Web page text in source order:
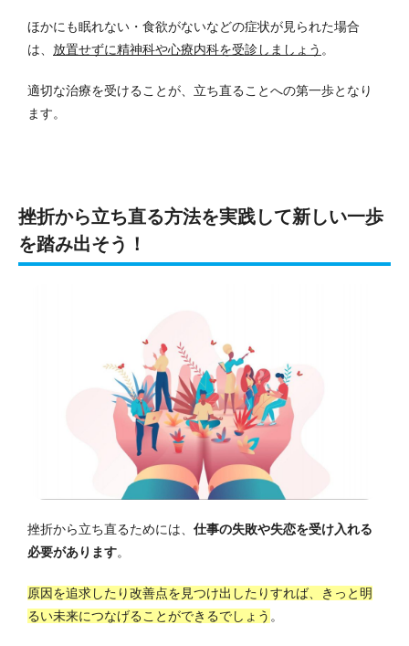
ほかにも眠れない・食欲がないなどの症状が見られた場合
は、 放置せずに精神科や心療内科を受診しましょう 。
適切な治療を受けることが、立ち直ることへの第一歩となり
ます。
挫折から立ち直る方法を実践して新しい一歩
を踏み出そう！
挫折から立ち直るためには、 仕事の失敗や失恋を受け入れる
必要があります。
原因を追求したり改善点を見つけ出したりすれば、きっと明
るい未来につなげることができるでしょう 。